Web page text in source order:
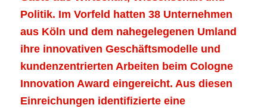
Politik. Im Vorfeld hatten 38 Unternehmen
aus Köln und dem nahegelegenen Umland
ihre innovativen Geschäftsmodelle und
kundenzentrierten Arbeiten beim Cologne
Innovation Award eingereicht. Aus diesen
Einreichungen identifizierte eine